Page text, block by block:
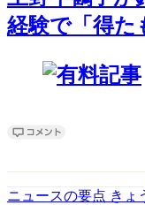
経験で「得た
ニュースの要点 きょ